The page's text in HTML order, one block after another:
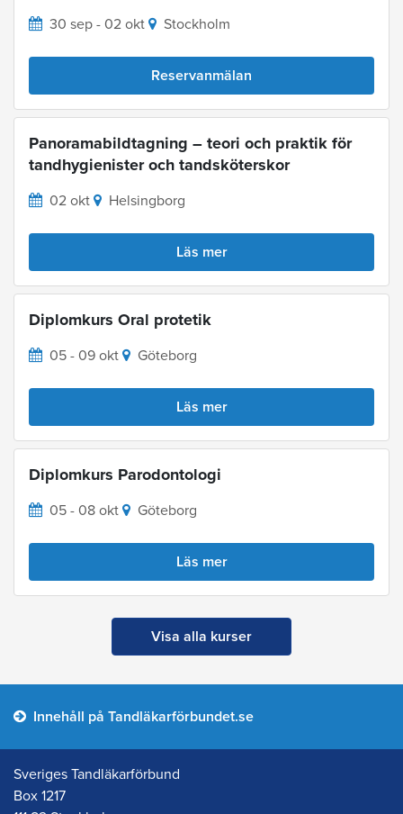
30 sep - 02 okt Stockholm
Reservanmälan
Panoramabildtagning – teori och praktik för
tandhygienister och tandsköterskor
02 okt Helsingborg
Läs mer
Diplomkurs Oral protetik
05 - 09 okt Göteborg
Läs mer
Diplomkurs Parodontologi
05 - 08 okt Göteborg
Läs mer
Visa alla kurser
Innehåll på Tandläkarförbundet.se
Sveriges Tandläkarförbund
Box 1217